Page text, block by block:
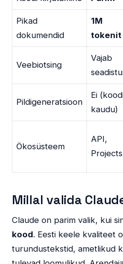
Pikad
dokumendid
1M
tokenit
Veebiotsing
Vajab
Pildigeneratsioon
Ei
kaudu)
Ökosüsteem
API,
Projects
Millal valida
Claude on parim valik, kui
kood. Eesti keele kvaliteet
turundustekstid, ametlikud